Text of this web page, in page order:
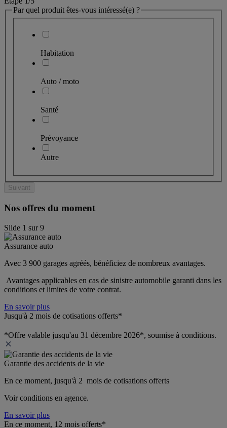
Par quel produit êtes-vous intéressé(e) ?
Habitation
Auto / moto
Santé
Prévoyance
Autre
Suivant
Nos offres du moment
Slide 1 sur9
Assurance auto
Avec 3 900 garages agréés, bénéficiez de nombreux avantages.
Avantages applicables en cas de sinistre automobile garanti dans les
conditions et limites de votre contrat.
En savoir plus
Jusqu'à 2 mois de cotisations offerts*
*Offre valable jusqu'au 31 décembre 2026*, soumise à conditions.
Garantie des accidents de la vie
En ce moment, jusqu'à 2  mois de cotisations offerts
Voir conditions en agence.
En savoir plus
En ce moment, 12 mois offerts*